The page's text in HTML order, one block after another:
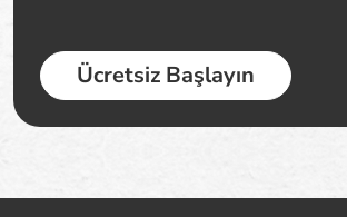
Ücretsiz Başlayın